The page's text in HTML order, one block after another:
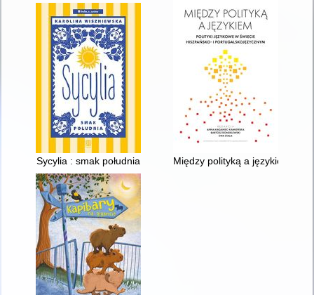
Sycylia : smak południa Między polityką a językiem :